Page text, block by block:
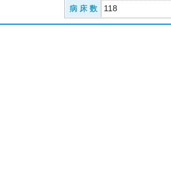
病 床 数 118